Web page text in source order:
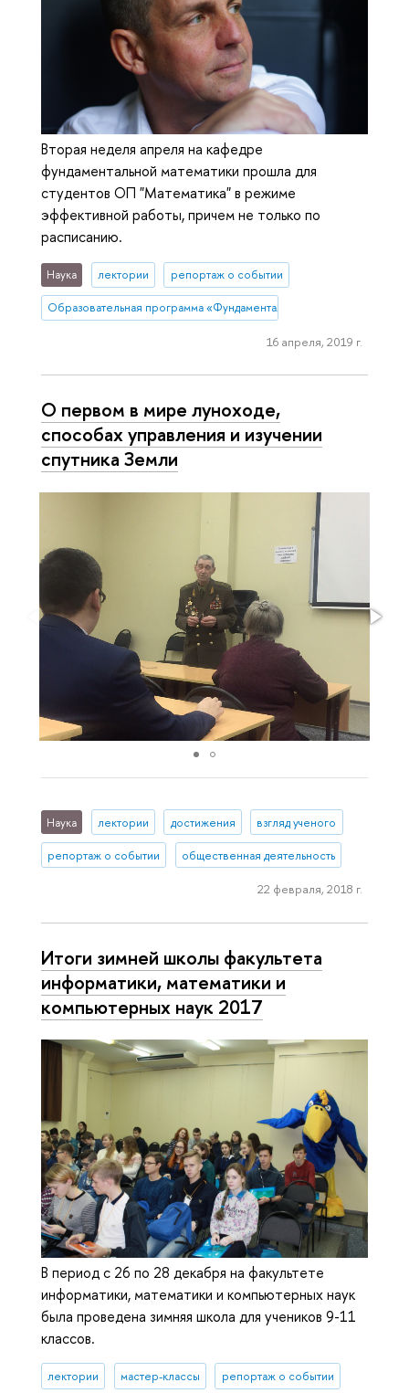
Вторая неделя апреля на кафедре
фундаментальной математики прошла для
студентов ОП "Математика" в режиме
эффективной работы, причем не только по
расписанию.
Наука лектории репортаж о событии
Образовательная программа «Фундаментальная и прикладная
16 апреля, 2019 г.
О первом в мире луноходе,
способах управления и изучении
спутника Земли
Наука лектории достижения взгляд ученого
репортаж о событии общественная деятельность
22 февраля, 2018 г.
Итоги зимней школы факультета
информатики, математики и
компьютерных наук 2017
В период с 26 по 28 декабря на факультете
информатики, математики и компьютерных наук
была проведена зимняя школа для учеников 9-11
классов.
лектории мастер-классы репортаж о событии